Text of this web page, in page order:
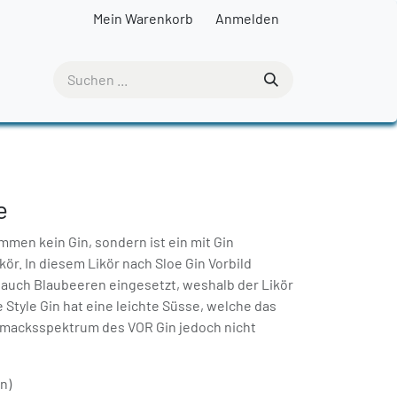
Mein Warenkorb Anmelden
kein Gin, sondern ist ein mit Gin
In diesem Likör nach Sloe Gin Vorbild
Blaubeeren eingesetzt, weshalb der Likör
Style Gin hat eine leichte Süsse, welche das
des VOR Gin jedoch nicht